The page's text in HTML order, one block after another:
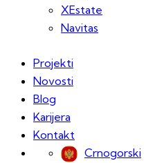
XEstate
Navitas
Projekti
Novosti
Blog
Karijera
Kontakt
Crnogorski